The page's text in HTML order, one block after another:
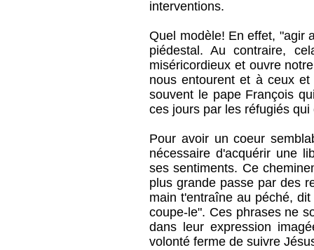
interventions.
Quel modèle! En effet, "agir
piédestal. Au contraire,
miséricordieux et ouvre
nous entourent et à ceux
souvent le pape François
ces jours par les réfugiés
Pour avoir un coeur
nécessaire d'acquérir une
ses sentiments. Ce
plus grande passe par des
main t'entraîne au péché,
coupe-le". Ces phrases ne
dans leur expression
volonté ferme de suivre